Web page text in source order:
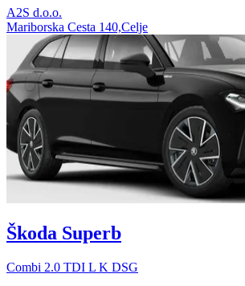
A2S d.o.o.
Mariborska Cesta 140,Celje
Škoda Superb
Combi 2.0 TDI L K DSG